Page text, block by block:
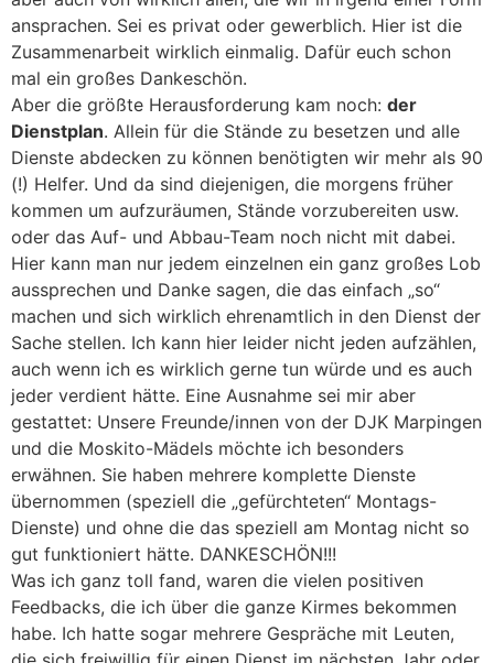
ansprachen. Sei es privat oder gewerblich. Hier ist die
Zusammenarbeit wirklich einmalig. Dafür euch schon
mal ein großes Dankeschön.
Aber die größte Herausforderung kam noch: der
Dienstplan. Allein für die Stände zu besetzen und alle
Dienste abdecken zu können benötigten wir mehr als 90
(!) Helfer. Und da sind diejenigen, die morgens früher
kommen um aufzuräumen, Stände vorzubereiten usw.
oder das Auf- und Abbau-Team noch nicht mit dabei.
Hier kann man nur jedem einzelnen ein ganz großes Lob
aussprechen und Danke sagen, die das einfach „so“
machen und sich wirklich ehrenamtlich in den Dienst der
Sache stellen. Ich kann hier leider nicht jeden aufzählen,
auch wenn ich es wirklich gerne tun würde und es auch
jeder verdient hätte. Eine Ausnahme sei mir aber
gestattet: Unsere Freunde/innen von der DJK Marpingen
und die Moskito-Mädels möchte ich besonders
erwähnen. Sie haben mehrere komplette Dienste
übernommen (speziell die „gefürchteten“ Montags-
Dienste) und ohne die das speziell am Montag nicht so
gut funktioniert hätte. DANKESCHÖN!!!
Was ich ganz toll fand, waren die vielen positiven
Feedbacks, die ich über die ganze Kirmes bekommen
habe. Ich hatte sogar mehrere Gespräche mit Leuten,